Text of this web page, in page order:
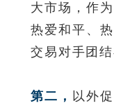
大市场，作
热爱和平、
交易对手团结
第二， 以外